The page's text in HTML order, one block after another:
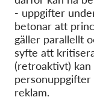
- uppgifter
betonar att
gäller parallellt
syfte att
(retroaktivt) kan
reklam.